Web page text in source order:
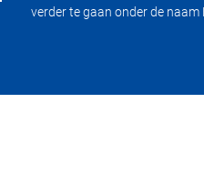
verder te gaan onder de naam